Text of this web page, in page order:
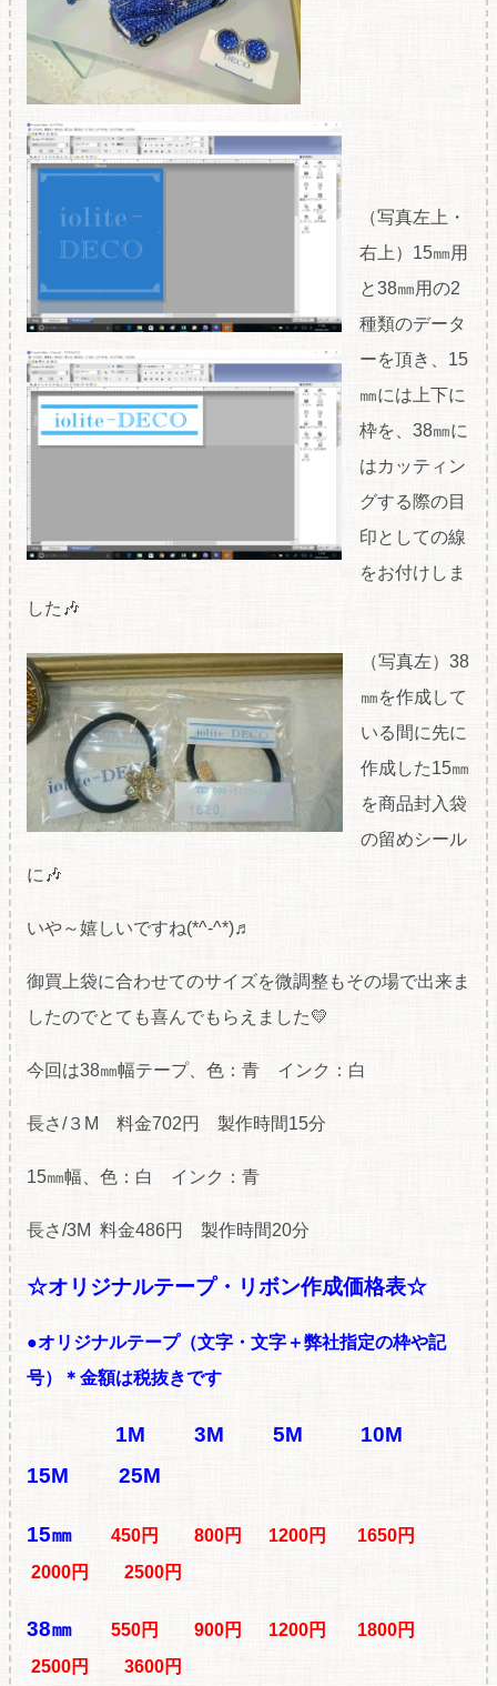
（写真左上・
右上）15㎜用
と38㎜用の2
種類のデータ
ーを頂き、15
㎜には上下に
枠を、38㎜に
はカッティン
グする際の目
印としての線
をお付けしま
した🎶
（写真左）38
㎜を作成して
いる間に先に
作成した15㎜
を商品封入袋
の留めシール
に🎶
いや～嬉しいですね(*^-^*)♬
御買上袋に合わせてのサイズを微調整もその場で出来ま
したのでとても喜んでもらえました💛
今回は38㎜幅テープ、色：青 インク：白
長さ/３M 料金702円 製作時間15分
15㎜幅、色：白 インク：青
長さ/3M 料金486円 製作時間20分
☆オリジナルテープ・リボン作成価格表☆
●オリジナルテープ（文字・文字＋弊社指定の枠や記
号）
＊金額は税抜きです
1M 3M 5M
10M
15M
25M
15㎜
450円 800円 1200円 1650円
2000円 2500円
38㎜
550円 900円 1200円 1800円
2500円 3600円